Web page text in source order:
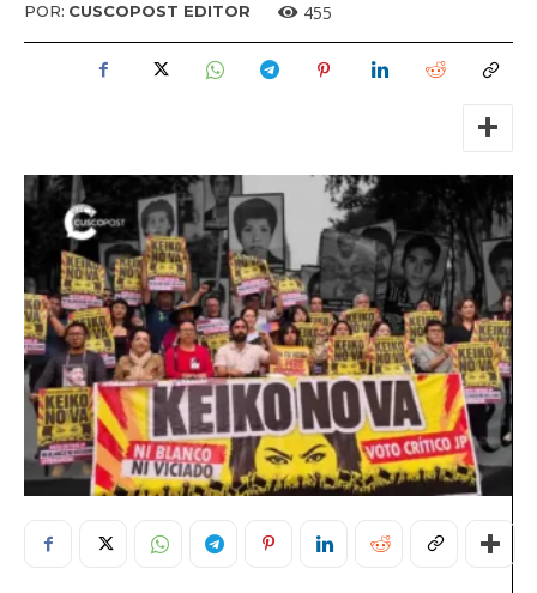
POR: CUSCOPOST EDITOR 455